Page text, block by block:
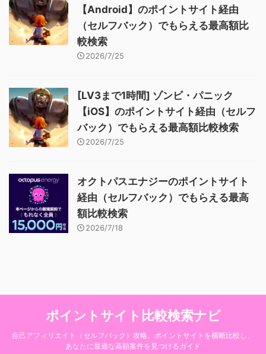
【Android】のポイントサイト経由
（セルフバック）でもらえる最高額比
較検索
2026/7/25
[LV3まで1時間] ゾンビ・パニック
【iOS】のポイントサイト経由（セルフ
バック）でもらえる最高額比較検索
2026/7/25
オクトパスエナジーのポイントサイト
経由（セルフバック）でもらえる最高
額比較検索
2026/7/18
ポイントサイト比較検索ナビ
自己アフィリエイト（セルフバック）攻略。ポイントサイトを横断比較し、
あなたに最適な高額案件を見つけるガイド